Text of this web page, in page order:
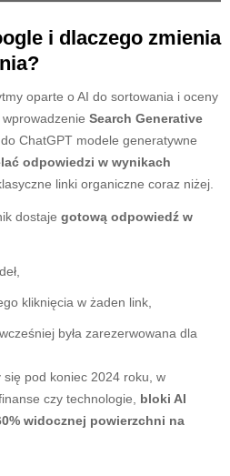
i dlaczego zmienia
oparte o AI do sortowania i oceny
Search Generative
ChatGPT modele generatywne
odpowiedzi w wynikach
linki organiczne coraz niżej.
dostaje gotową odpowiedź w
kliknięcia w żaden link,
była zarezerwowana dla
się pod koniec 2024 roku, w
czy technologie, bloki AI
widocznej powierzchni na